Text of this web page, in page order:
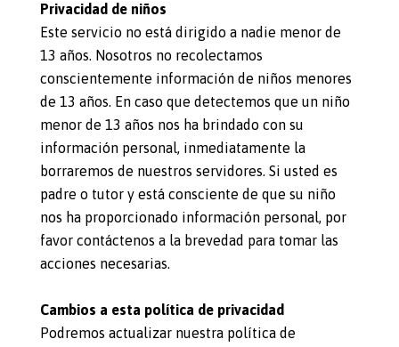
Privacidad de niños
Este servicio no está dirigido a nadie menor de
13 años. Nosotros no recolectamos
conscientemente información de niños menores
de 13 años. En caso que detectemos que un niño
menor de 13 años nos ha brindado con su
información personal, inmediatamente la
borraremos de nuestros servidores. Si usted es
padre o tutor y está consciente de que su niño
nos ha proporcionado información personal, por
favor contáctenos a la brevedad para tomar las
acciones necesarias.
Cambios a esta política de privacidad
Podremos actualizar nuestra política de